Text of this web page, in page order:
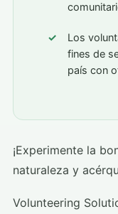
Los
fines de
país con
¡Experimente la
naturaleza y
Volunteering